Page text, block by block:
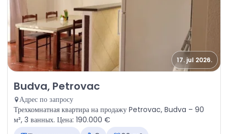
17. jul 2026.
Продажа - Квартира Budva, Petrovac
Budva, Petrovac
Адрес по запросу
Трехкомнатная квартира на продажу Petrovac, Budva – 90
м², 3 ванных. Цена: 190.000 €